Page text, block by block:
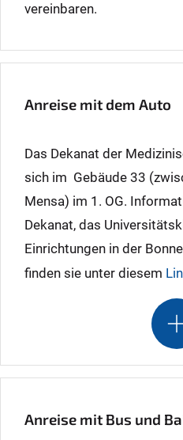
vereinbaren.
Anreise mit dem Auto
Das Dekanat der
sich im Gebäude 33
Mensa) im 1. OG.
Dekanat, das
Einrichtungen in der
finden sie unter diesem
Anreise mit Bus und